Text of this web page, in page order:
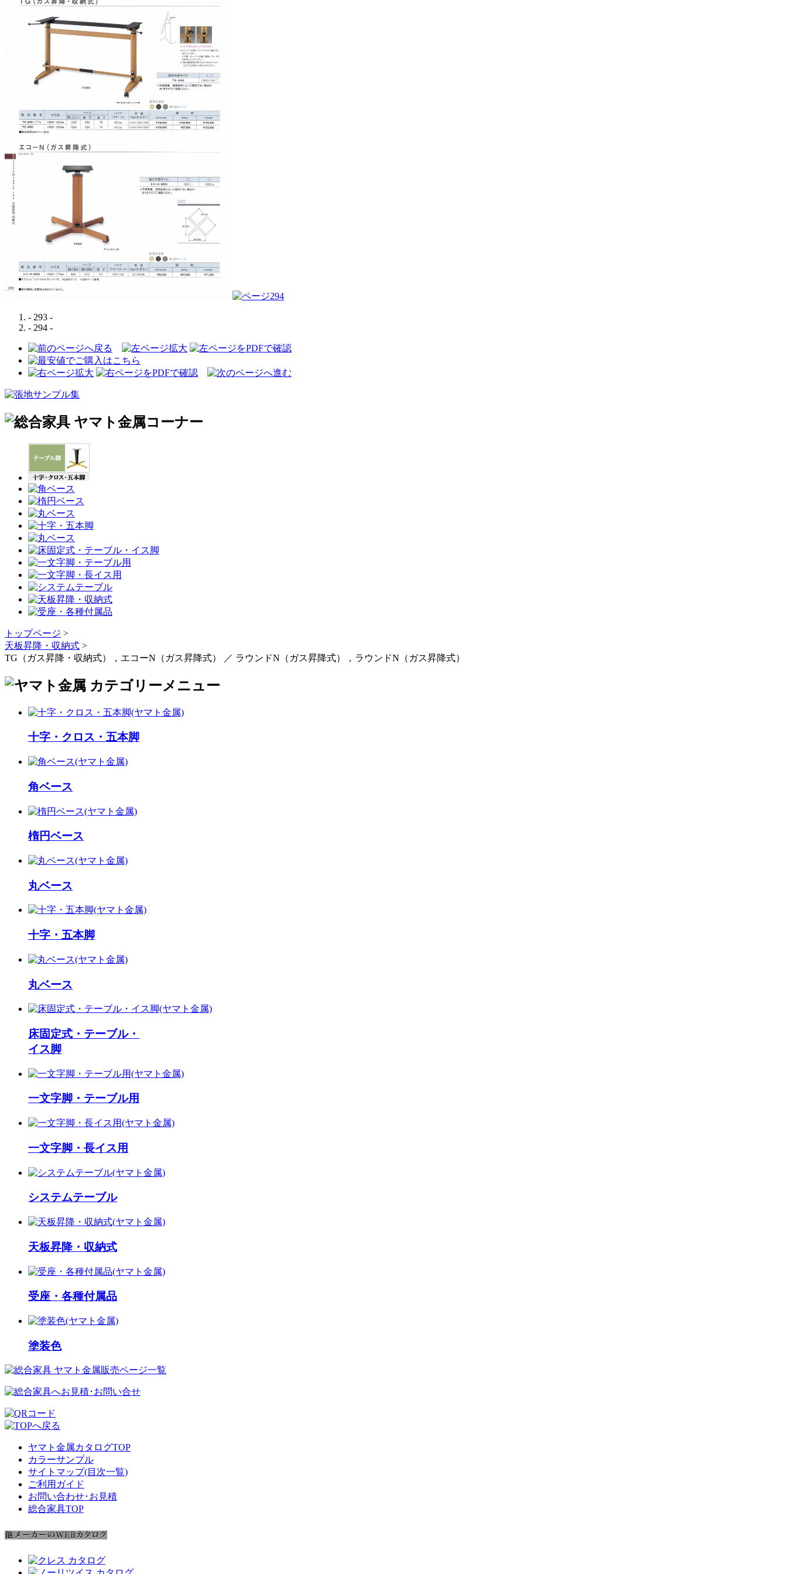
- 293 -
- 294 -
トップページ >
天板昇降・収納式 >
TG（ガス昇降・収納式），エコーN（ガス昇降式） ／ ラウンドN（ガス昇降式），ラウンドN（ガス昇降式）
十字・クロス・五本脚
角ベース
楕円ベース
丸ベース
十字・五本脚
丸ベース
床固定式・テーブル・
イス脚
一文字脚・テーブル用
一文字脚・長イス用
システムテーブル
天板昇降・収納式
受座・各種付属品
塗装色
ヤマト金属カタログTOP
カラーサンプル
サイトマップ(目次一覧)
ご利用ガイド
お問い合わせ･お見積
総合家具TOP